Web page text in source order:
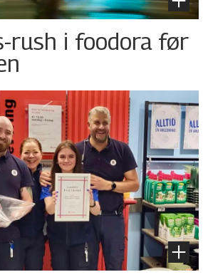
rush i foodora før